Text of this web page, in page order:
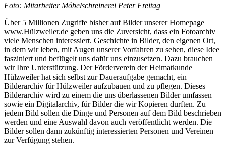
Foto: Mitarbeiter Möbelschreinerei Peter Freitag
Über 5 Millionen Zugriffe bisher auf Bilder unserer Homepage
www.Hülzweiler.de geben uns die Zuversicht, dass ein Fotoarchiv
viele Menschen interessiert. Geschichte in Bilder, den eigenen Ort,
in dem wir leben, mit Augen unserer Vorfahren zu sehen, diese Idee
fasziniert und beflügelt uns dafür uns einzusetzen. Dazu brauchen
wir Ihre Unterstützung. Der Förderverein der Heimatkunde
Hülzweiler hat sich selbst zur Daueraufgabe gemacht, ein
Bilderarchiv für Hülzweiler aufzubauen und zu pflegen. Dieses
Bilderarchiv wird zu einem die uns überlassenen Bilder umfassen
sowie ein Digitalarchiv, für Bilder die wir Kopieren durften. Zu
jedem Bild sollen die Dinge und Personen auf dem Bild beschrieben
werden und eine Auswahl davon auch veröffentlicht werden. Die
Bilder sollen dann zukünftig interessierten Personen und Vereinen
zur Verfügung stehen.